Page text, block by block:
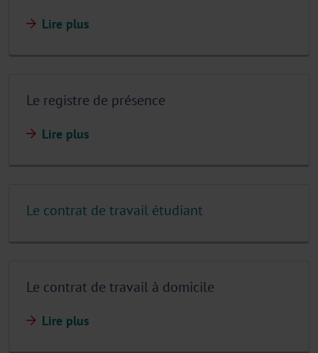
Lire plus
Le registre de présence
Lire plus
Le contrat de travail étudiant
Le contrat de travail à domicile
Lire plus